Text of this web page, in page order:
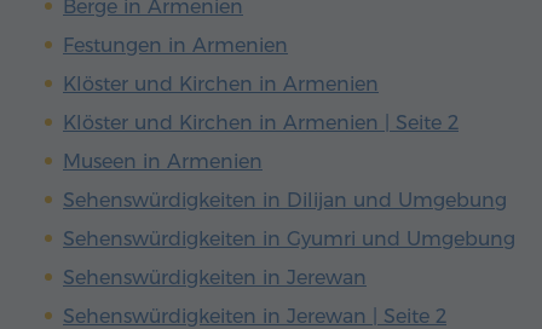
Berge in Armenien
Festungen in Armenien
Klöster und Kirchen in Armenien
Klöster und Kirchen in Armenien | Seite 2
Museen in Armenien
Sehenswürdigkeiten in Dilijan und Umgebung
Sehenswürdigkeiten in Gyumri und Umgebung
Sehenswürdigkeiten in Jerewan
Sehenswürdigkeiten in Jerewan | Seite 2